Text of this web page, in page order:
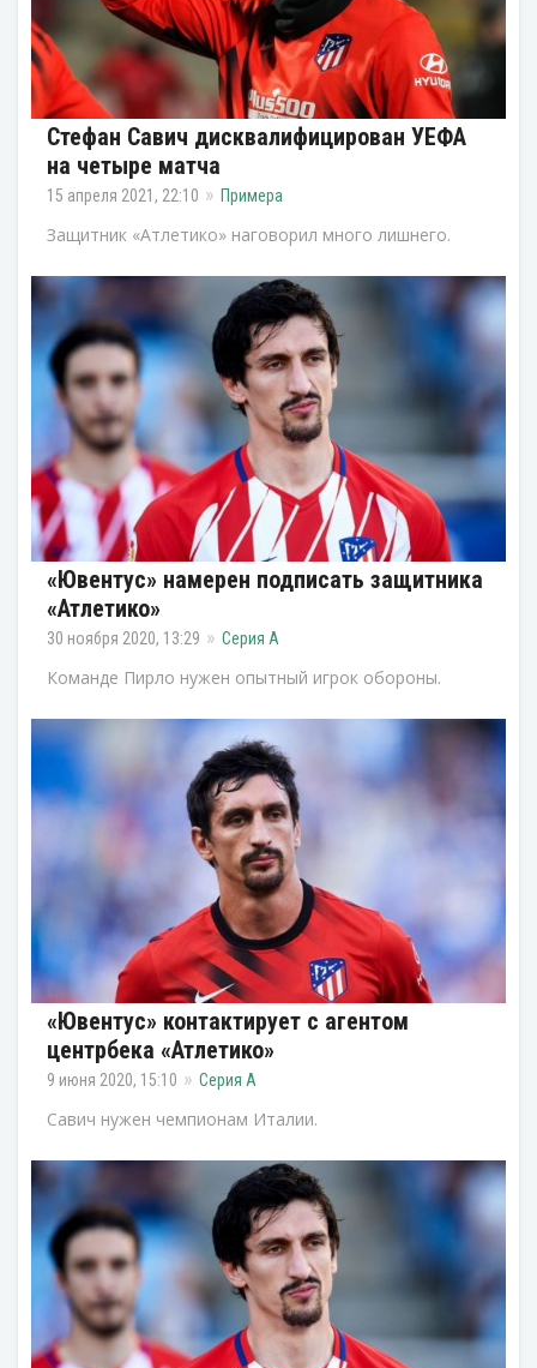
Стефан Савич дисквалифицирован УЕФА
на четыре матча
15 апреля 2021, 22:10 Примера
Защитник «Атлетико» наговорил много лишнего.
«Ювентус» намерен подписать защитника
«Атлетико»
30 ноября 2020, 13:29 Серия А
Команде Пирло нужен опытный игрок обороны.
«Ювентус» контактирует с агентом
центрбека «Атлетико»
9 июня 2020, 15:10 Серия А
Савич нужен чемпионам Италии.